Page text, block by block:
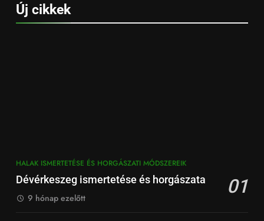
Új cikkek
HALAK ISMERTETÉSE ÉS HORGÁSZATI MÓDSZEREIK
Dévérkeszeg ismertetése és horgászata 01
9 hónap ezelőtt